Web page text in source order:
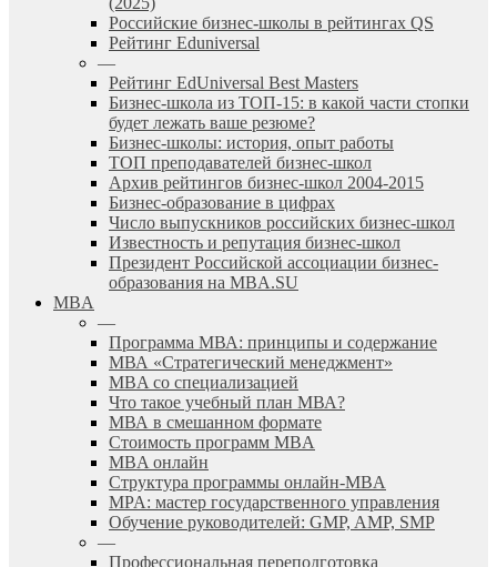
Российские бизнес-школы в рейтингах QS
Рейтинг Eduniversal
—
Рейтинг EdUniversal Best Masters
Бизнес-школа из ТОП-15: в какой части стопки
будет лежать ваше резюме?
Бизнес-школы: история, опыт работы
ТОП преподавателей бизнес-школ
Архив рейтингов бизнес-школ 2004-2015
Бизнес-образование в цифрах
Число выпускников российских бизнес-школ
Известность и репутация бизнес-школ
Президент Российской ассоциации бизнес-
образования на MBA.SU
MBA
—
Программа МВА: принципы и содержание
МВА «Cтратегический менеджмент»
MBA со специализацией
Что такое учебный план МВА?
МВА в смешанном формате
Стоимость программ MBA
MBA онлайн
Cтруктура программы онлайн-MBA
MPA: мастер государственного управления
Обучение руководителей: GMP, AMP, SMP
—
Профессиональная переподготовка